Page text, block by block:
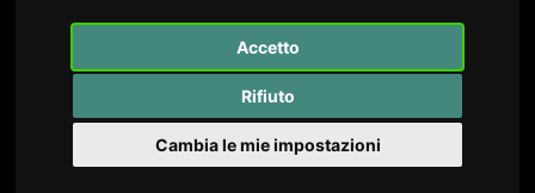
Accetto
Rifiuto
Cambia le mie impostazioni
Iscrizioni
L'accesso a Medicalfree è e rimarrà completamente
gratuito per tutti. Per poter utilizzare il suddetto
servizio gli iscritti devono disporre di un accesso a